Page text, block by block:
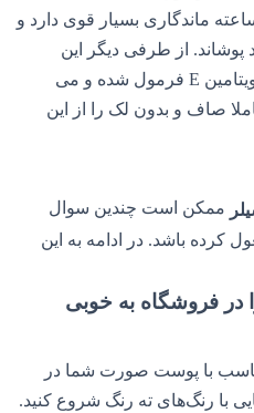
خواهد داد. این فرمول ۲۴ ساعته ماندگاری بسیار قوی دارد و
از طرفی دیگر این
محصول با گلیسیرین، کافئین و ویتامین E فرمول شده و می
صاف و بدون لک را از این
ممکن است چندین سوال
باشد. در ادامه به این
در فروشگاه به خوبی
با پوست صورت شما در
با رنگ‌های ته رنگ شروع کنید.